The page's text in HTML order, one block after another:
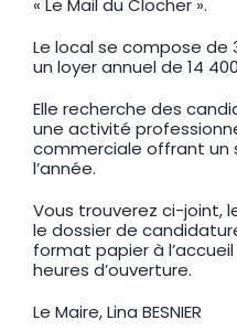
« Le Mail du Clocher ».
Le local se compose
un loyer annuel de 14
Elle recherche des
une activité
commerciale offrant un
l’année.
Vous trouverez ci-joint,
le dossier de
format papier à
heures d’ouverture.
Le Maire, Lina BESNIER